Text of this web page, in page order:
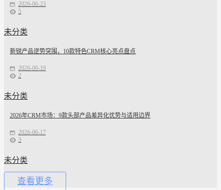
2026-06-23
5
未分类
新锐产品逆势突围，10款特色CRM核心亮点盘点
2026-06-19
2
未分类
2026年CRM市场：9款头部产品差异化优势与适用边界
2026-06-17
3
未分类
查看更多